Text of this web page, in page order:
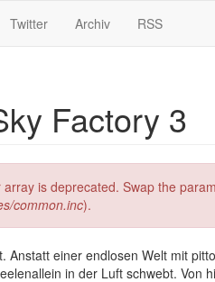
Twitter Archiv RSS
Factory 3
is deprecated. Swap the
common.inc).
einer endlosen Welt mit
in der Luft schwebt.